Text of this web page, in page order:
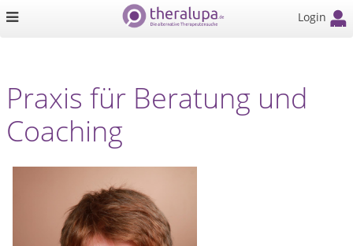
Login
Praxis für Beratung und
Coaching